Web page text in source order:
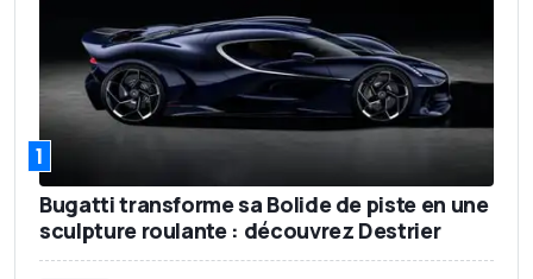
1
Bugatti transforme sa Bolide de piste en une
sculpture roulante : découvrez Destrier